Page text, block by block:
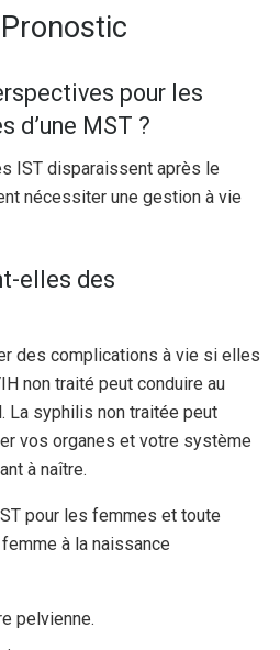
pour les
d’une MST ?
IST disparaissent après le
nécessiter une gestion à vie
elles des
des complications à vie si elles
non traité peut conduire au
La syphilis non traitée peut
vos organes et votre système
à naître.
pour les femmes et toute
à la naissance
pelvienne.